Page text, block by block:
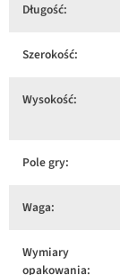
Długość:
Szerokość:
Wysokość:
Pole gry:
Waga:
Wymiary
opakowania: